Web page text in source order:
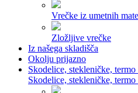
Vrečke iz umetnih
Zložljive vrečke
Iz našega skladišča
Okolju prijazno
Skodelice, stekleničke,
Skodelice, stekleničke,